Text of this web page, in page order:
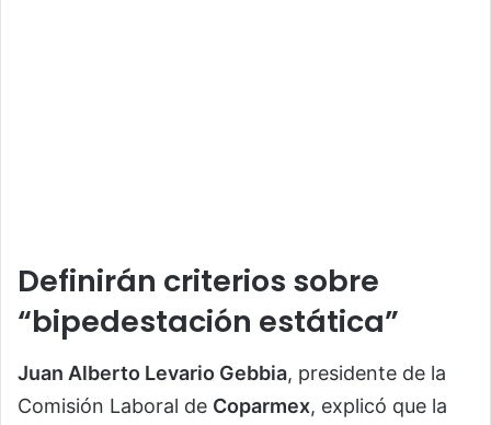
Definirán criterios sobre
“bipedestación estática”
Juan Alberto Levario Gebbia, presidente de la
Comisión Laboral de Coparmex, explicó que la